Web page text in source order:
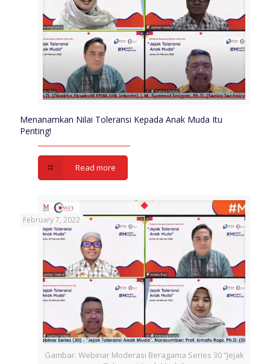
Menanamkan Nilai Toleransi Kepada Anak Muda Itu
Penting!
Read more
Gambar: Webinar Moderasi Beragama Series 30 “Jejak
February 7, 2022